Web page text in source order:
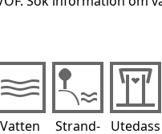
Vatten
Strand-
Utedass